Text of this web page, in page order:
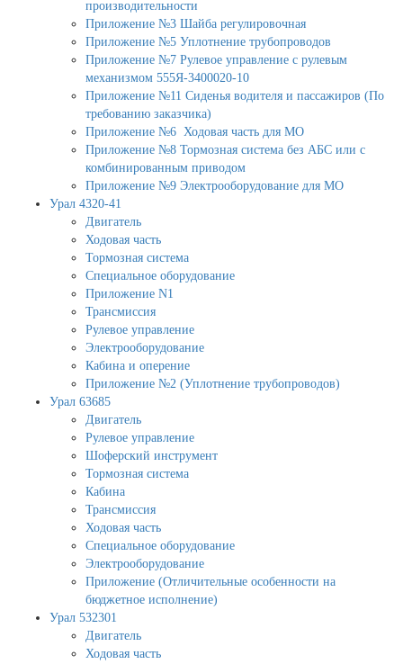
производительности
Приложение №3 Шайба регулировочная
Приложение №5 Уплотнение трубопроводов
Приложение №7 Рулевое управление с рулевым
механизмом 555Я-3400020-10
Приложение №11 Сиденья водителя и пассажиров (По
требованию заказчика)
Приложение №6 Ходовая часть для МО
Приложение №8 Тормозная система без АБС или с
комбинированным приводом
Приложение №9 Электрооборудование для МО
Урал 4320-41
Двигатель
Ходовая часть
Тормозная система
Специальное оборудование
Приложение N1
Трансмиссия
Рулевое управление
Электрооборудование
Кабина и оперение
Приложение №2 (Уплотнение трубопроводов)
Урал 63685
Двигатель
Рулевое управление
Шоферский инструмент
Тормозная система
Кабина
Трансмиссия
Ходовая часть
Специальное оборудование
Электрооборудование
Приложение (Отличительные особенности на
бюджетное исполнение)
Урал 532301
Двигатель
Ходовая часть